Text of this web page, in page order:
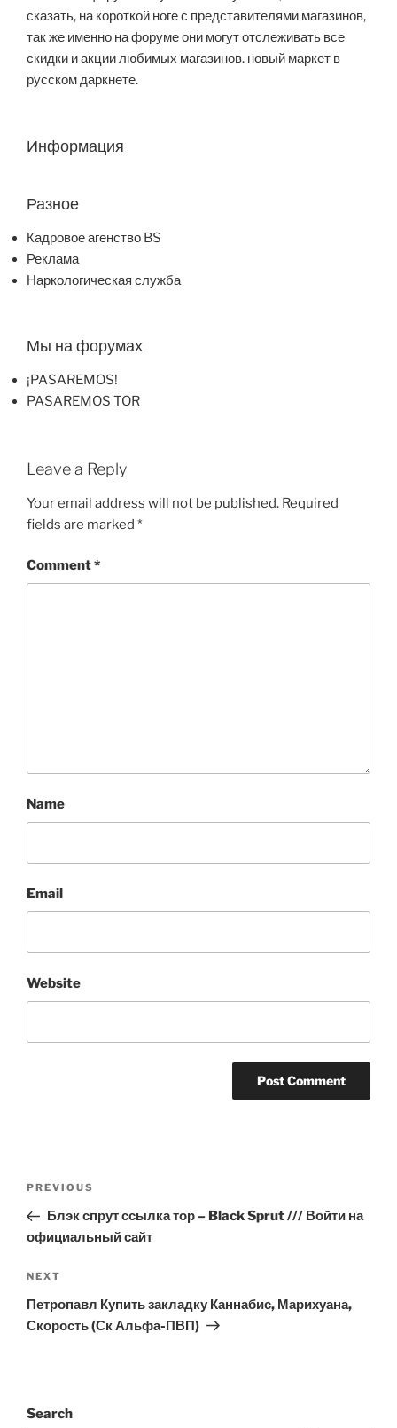
сказать, на короткой ноге с представителями магазинов,
так же именно на форуме они могут отслеживать все
скидки и акции любимых магазинов. новый маркет в
русском даркнете.
Информация
Разное
Кадровое агенство BS
Реклама
Наркологическая служба
Мы на форумах
¡PASAREMOS!
PASAREMOS TOR
Leave a Reply
Your email address will not be published. Required
fields are marked *
Comment*
Name
Email
Website
Previous
Post
PREVIOUS
Блэк спрут ссылка тор – Black Sprut /// Войти на
официальный сайт
Next
Post
NEXT
Петропавл Купить закладку Каннабис, Марихуана,
Скорость (Ск Альфа-ПВП)
Search